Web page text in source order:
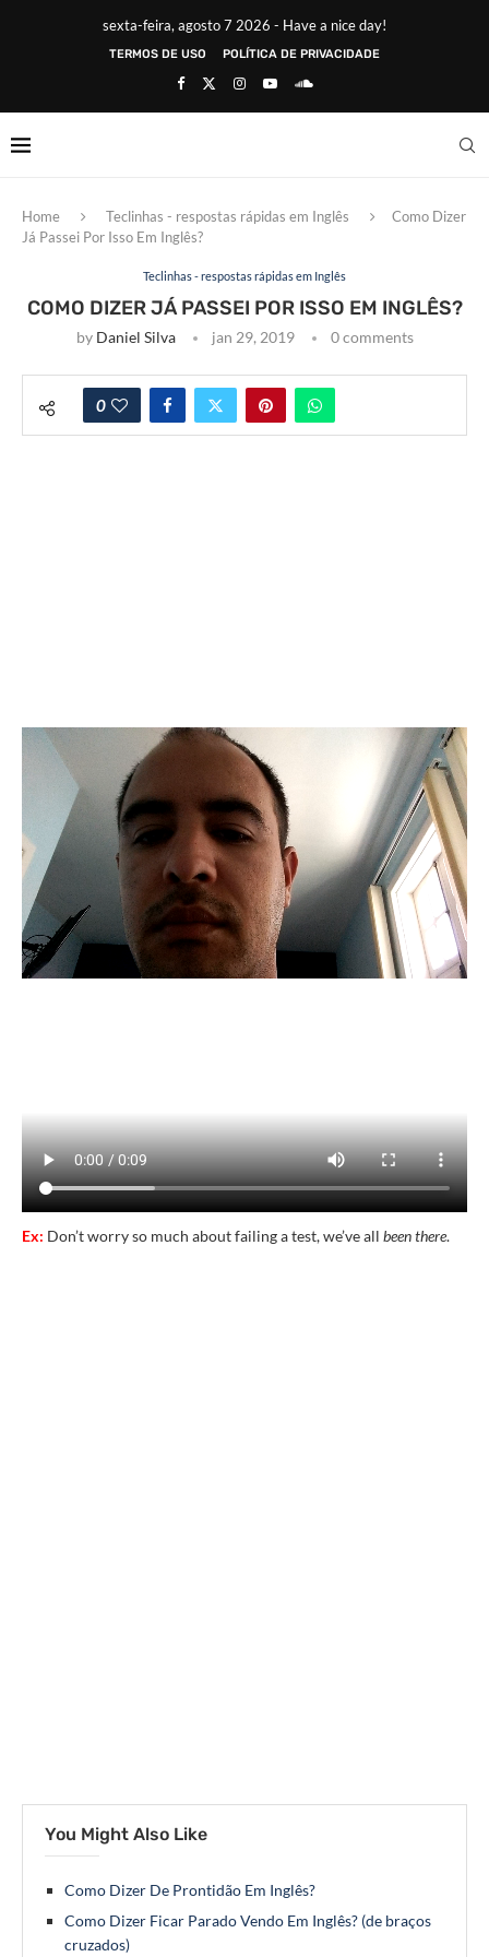
sexta-feira, agosto 7 2026 - Have a nice day!
TERMOS DE USO POLÍTICA DE PRIVACIDADE
Home Teclinhas - respostas rápidas em Inglês
Como Dizer
Já Passei Por Isso Em Inglês?
Teclinhas - respostas rápidas em Inglês
COMO DIZER JÁ PASSEI POR ISSO EM INGLÊS?
by Daniel Silva jan 29, 2019 0 comments
0
Ex: Don’t worry so much about failing a test, we’ve all been there.
You Might Also Like
Como Dizer De Prontidão Em Inglês?
Como Dizer Ficar Parado Vendo Em Inglês? (de braços
cruzados)